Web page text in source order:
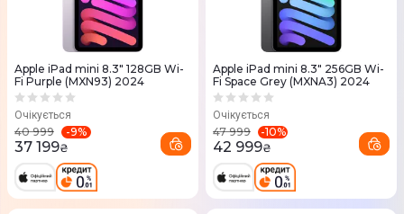
Apple iPad mini 8.3" 128GB Wi-
Fi Purple (MXN93) 2024
Очікується
40 999 -9%
37 199₴
Apple iPad mini 8.3" 256GB Wi-
Fi Space Grey (MXNA3) 2024
Очікується
47 999 -10%
42 999₴